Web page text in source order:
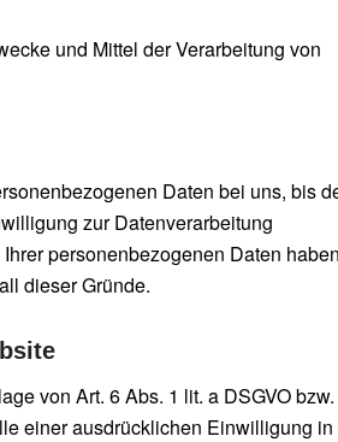
und Mittel der Verarbeitung von
Daten bei uns, bis
zur Datenverarbeitung
personenbezogenen Daten haben
dieser Gründe.
von Art. 6 Abs. 1 lit. a DSGVO bzw.
einer ausdrücklichen Einwilligung